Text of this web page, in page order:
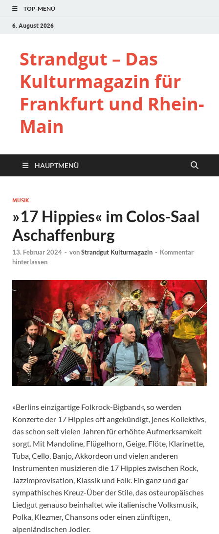
TOP-MENÜ
6. August 2026
Strandgut – Das
Kulturmagazin für
Frankfurt und Rhein-
Main
HAUPTMENÜ
MUSIK
»17 Hippies« im Colos-Saal
Aschaffenburg
13. Februar 2024 - vonStrandgut Kulturmagazin - Kommentar
hinterlassen
»Berlins einzigartige Folkrock-Bigband«, so werden
Konzerte der 17 Hippies oft angekündigt, jenes Kollektivs,
das schon seit vielen Jahren für erhöhte Aufmerksamkeit
sorgt. Mit Mandoline, Flügelhorn, Geige, Flöte, Klarinette,
Tuba, Cello, Banjo, Akkordeon und vielen anderen
Instrumenten musizieren die 17 Hippies zwischen Rock,
Jazzimprovisation, Klassik und Folk. Ein ganz und gar
sympathisches Kreuz-Über der Stile, das osteuropäisches
Liedgut genauso beinhaltet wie italienische Volksmusik,
Polka, Klezmer, Chansons oder einen zünftigen,
alpenländischen Jodler.